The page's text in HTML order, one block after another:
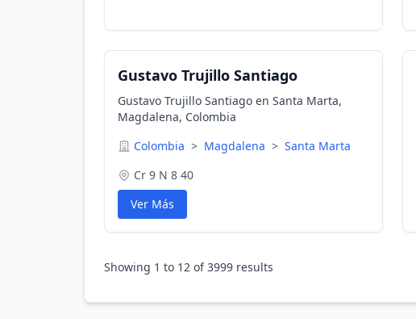
Gustavo Trujillo Santiago
Gustavo Trujillo Santiago en Santa Marta,
Magdalena, Colombia
Colombia > Magdalena > Santa Marta
Cr 9 N 8 40
Ver Más
Showing 1 to 12 of3999 results